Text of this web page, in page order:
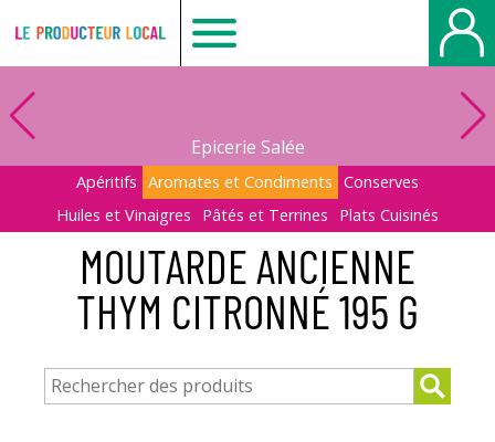
Le
local
-
Beauvais
Epicerie Salée
Apéritifs Aromates et Condiments Conserves
Huiles et Vinaigres
Pâtés et Terrines Plats Cuisinés
MOUTARDE ANCIENNE
THYM CITRONNÉ 195 G